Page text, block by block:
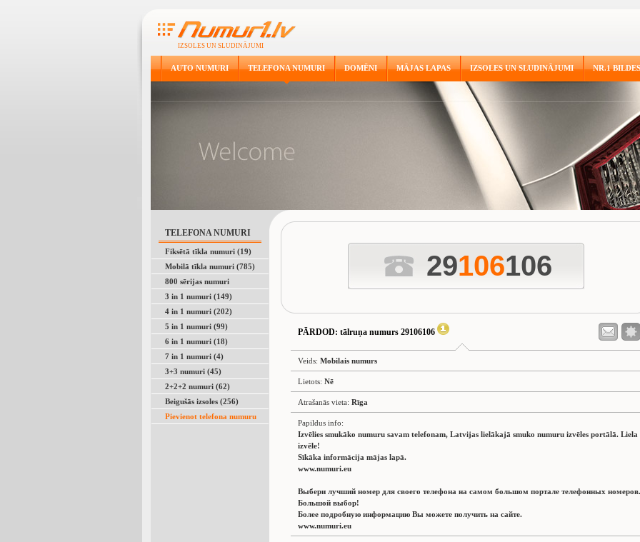
IZSOLES UN SLUDINĀJUMI
AUTO NUMURI TELEFONA NUMURI DOMĒNI MĀJAS LAPAS IZSOLES UN SLUDINĀJUMI NR.1 BILDES
TELEFONA NUMURI
Fiksētā tīkla numuri (19)
Mobilā tīkla numuri (785)
800 sērijas numuri
3 in 1 numuri (149)
4 in 1 numuri (202)
5 in 1 numuri (99)
6 in 1 numuri (18)
7 in 1 numuri (4)
3+3 numuri (45)
2+2+2 numuri (62)
Beigušās izsoles (256)
Pievienot telefona numuru
29106106
PĀRDOD: tālruņa numurs 29106106
Veids: Mobilais numurs
Lietots: Nē
Atrašanās vieta: Rīga
Papildus info:
Izvēlies smukāko numuru savam telefonam, Latvijas lielākajā smuko numuru izvēles portālā. Liela
izvēle!
Sīkāka informācija mājas lapā.
www.numuri.eu
Выбери лучший номер для своего телефона на самом большом портале телефонных номеров.
Большой выбор!
Более подробную информацию Вы можете получить на сайте.
www.numuri.eu